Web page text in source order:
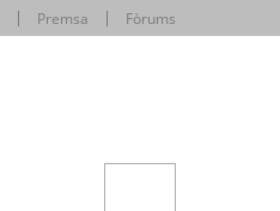
Premsa Fòrums